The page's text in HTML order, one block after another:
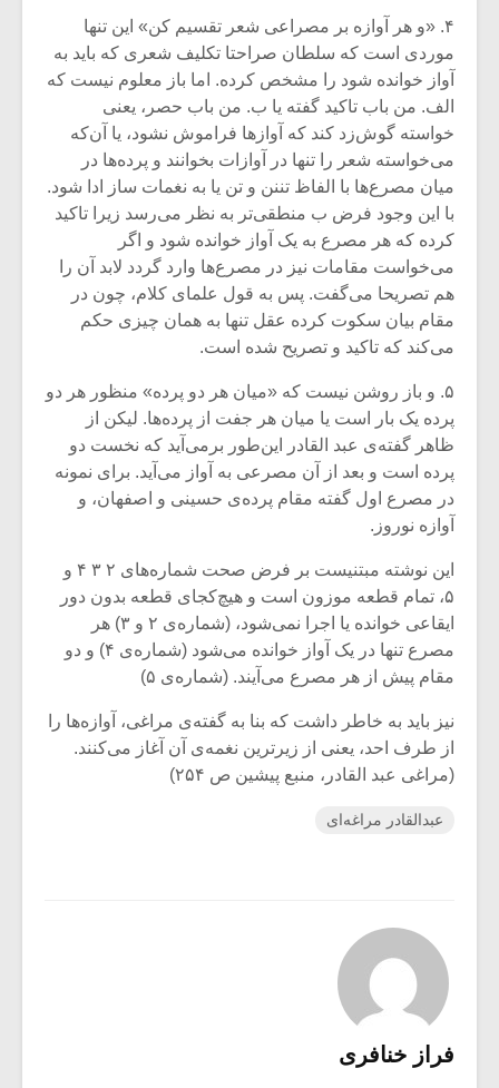
۴. «و هر آوازه بر مصراعی شعر تقسیم کن» این تنها
موردی است که سلطان صراحتا تکلیف شعری که باید به
آواز خوانده شود را مشخص کرده. اما باز معلوم نیست که
الف. من باب تاکید گفته یا ب. من باب حصر، یعنی
خواسته گوش‌زد کند که آواز‌ها فراموش نشود، یا آن‌که
می‌خواسته شعر را تنها در آوازات بخوانند و پرده‌ها در
میان مصرع‌ها با الفاظ تننن و تن یا به نغمات ساز ادا شود.
با این وجود فرض ب منطقی‌تر به نظر می‌رسد زیرا تاکید
کرده که هر مصرع به یک آواز خوانده شود و اگر
می‌خواست مقامات نیز در مصرع‌ها وارد گردد لابد آن را
هم تصریحا می‌گفت. پس به قول علمای کلام، چون در
مقام بیان سکوت کرده عقل تنها به همان چیزی حکم
می‌کند که تاکید و تصریح شده است.
۵. و باز روشن نیست که «میان هر دو پرده» منظور هر دو
پرده یک بار است یا میان هر جفت از پرده‌ها. لیکن از
ظاهر گفته‌ی عبد القادر این‌طور بر‌می‌آید که نخست دو
پرده است و بعد از آن مصرعی به آواز می‌آید. برای نمونه
در مصرع اول گفته مقام پرده‌ی حسینی و اصفهان، و
آوازه نوروز.
این نوشته مبتنیست بر فرض صحت شماره‌های ۲ ۳ ۴ و
۵، تمام قطعه موزون است و هیچ‌کجای قطعه بدون دور
ایقاعی خوانده یا اجرا نمی‌شود، (شماره‌ی ۲ و ۳) هر
مصرع تنها در یک آواز خوانده می‌شود (شماره‌ی ۴) و دو
مقام پیش از هر مصرع می‌آیند. (شماره‌ی ۵)
نیز باید به خاطر داشت که بنا به گفته‌ی مراغی، آوازه‌ها را
از طرف احد، یعنی از زیر‌ترین نغمه‌ی آن آغاز می‌کنند.
(مراغی عبد القادر، منبع پیشین ص ۲۵۴)
عبدالقادر مراغه‌ای
فراز خنافری
یادداشتی بر موسیقی
متن فیلم «متری
شیش و نیم»
اگر نمی توانی
مشهورترین باشی،
بدنام ترین باش
موسیقی
موسیقی